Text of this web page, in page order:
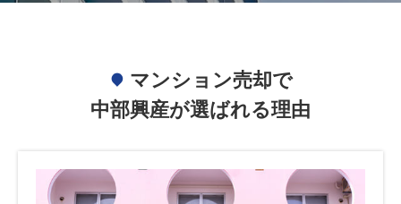
マンション売却で
中部興産が選ばれる理由